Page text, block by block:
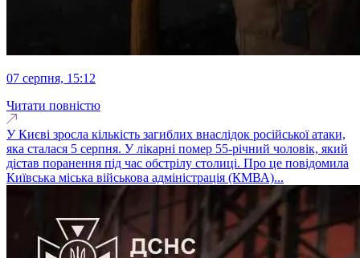
07 серпня, 15:12
Читати повністю
У Києві зросла кількість загиблих внаслідок російської атаки,
яка сталася 5 серпня. У лікарні помер 55-річний чоловік, який
дістав поранення під час обстрілу столиці. Про це повідомила
Київська міська військова адміністрація (КМВА)...